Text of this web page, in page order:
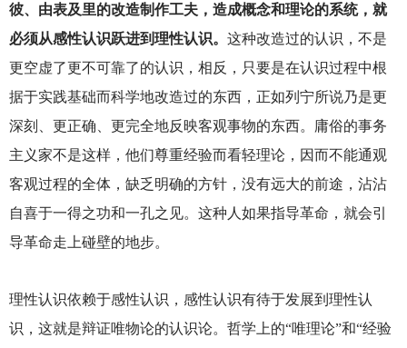
彼、由表及里的改造制作工夫，造成概念和理论的系统，就
必须从感性认识跃进到理性认识。 这种改造过的认识，不是
更空虚了更不可靠了的认识，相反，只要是在认识过程中根
据于实践基础而科学地改造过的东西，正如列宁所说乃是更
深刻、更正确、更完全地反映客观事物的东西。庸俗的事务
主义家不是这样，他们尊重经验而看轻理论，因而不能通观
客观过程的全体，缺乏明确的方针，没有远大的前途，沾沾
自喜于一得之功和一孔之见。这种人如果指导革命，就会引
导革命走上碰壁的地步。
理性认识依赖于感性认识，感性认识有待于发展到理性认
识，这就是辩证唯物论的认识论。哲学上的“唯理论”和“经验